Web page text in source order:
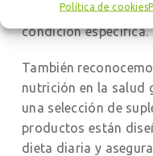
Política de cookies
paciente reciba
condición específica.
También
nutrición en la salud
una selección de
productos están
dieta diaria y